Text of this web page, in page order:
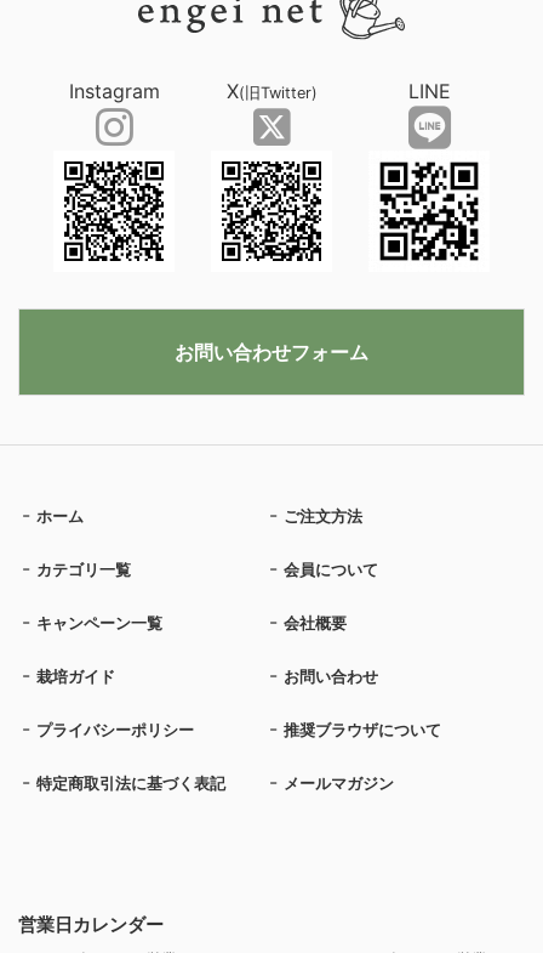
営業日カレンダー
ホーム ご注文方法
カテゴリ一覧 会員について
キャンペーン一覧 会社概要
栽培ガイド お問い合わせ
プライバシーポリシー 推奨ブラウザについて
特定商取引法に基づく表記 メールマガジン
Instagram X(旧Twitter) LINE
お問い合わせフォーム